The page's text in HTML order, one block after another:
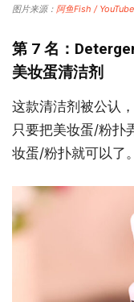
图片来源： 阿鱼Fish / YouTube
第 7 名：
美妆蛋清洁剂
这款清洁剂被公认
只要把美妆蛋/粉扑
妆蛋/粉扑就可以了。